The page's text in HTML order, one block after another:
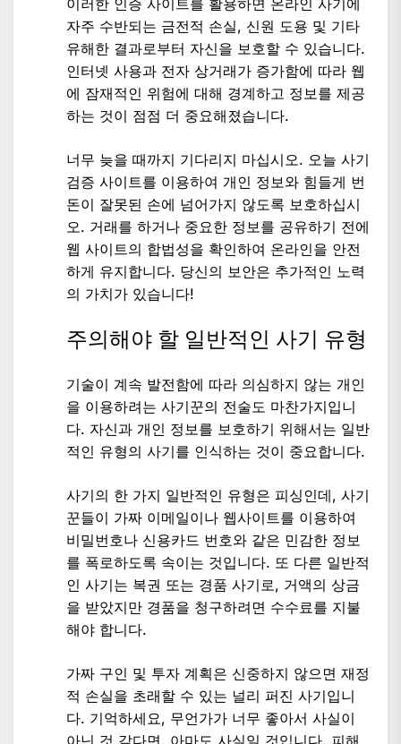
이러한 인증 사이트를 활용하면 온라인 사기에
자주 수반되는 금전적 손실, 신원 도용 및 기타
유해한 결과로부터 자신을 보호할 수 있습니다.
인터넷 사용과 전자 상거래가 증가함에 따라 웹
에 잠재적인 위험에 대해 경계하고 정보를 제공
하는 것이 점점 더 중요해졌습니다.
너무 늦을 때까지 기다리지 마십시오. 오늘 사기
검증 사이트를 이용하여 개인 정보와 힘들게 번
돈이 잘못된 손에 넘어가지 않도록 보호하십시
오. 거래를 하거나 중요한 정보를 공유하기 전에
웹 사이트의 합법성을 확인하여 온라인을 안전
하게 유지합니다. 당신의 보안은 추가적인 노력
의 가치가 있습니다!
주의해야 할 일반적인 사기 유형
기술이 계속 발전함에 따라 의심하지 않는 개인
을 이용하려는 사기꾼의 전술도 마찬가지입니
다. 자신과 개인 정보를 보호하기 위해서는 일반
적인 유형의 사기를 인식하는 것이 중요합니다.
사기의 한 가지 일반적인 유형은 피싱인데, 사기
꾼들이 가짜 이메일이나 웹사이트를 이용하여
비밀번호나 신용카드 번호와 같은 민감한 정보
를 폭로하도록 속이는 것입니다. 또 다른 일반적
인 사기는 복권 또는 경품 사기로, 거액의 상금
을 받았지만 경품을 청구하려면 수수료를 지불
해야 합니다.
가짜 구인 및 투자 계획은 신중하지 않으면 재정
적 손실을 초래할 수 있는 널리 퍼진 사기입니
다. 기억하세요, 무언가가 너무 좋아서 사실이